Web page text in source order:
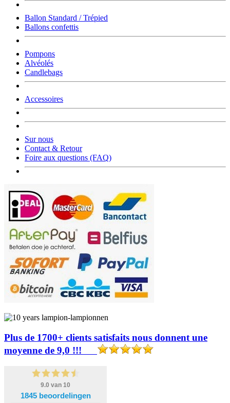
Ballon Standard / Trépied
Ballons confettis
Pompons
Alvéolés
Candlebags
Accessoires
Sur nous
Contact & Retour
Foire aux questions (FAQ)
Plus de 1700+ clients satisfaits nous donnent une
moyenne de 9,0 !!!